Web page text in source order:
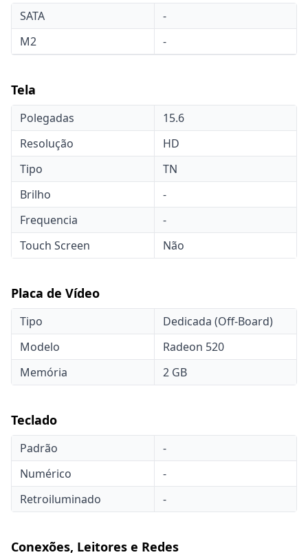
SATA
-
M2
-
Tela
Polegadas
15.6
Resolução
HD
Tipo
TN
Brilho
-
Frequencia
-
Touch Screen
Não
Placa de Vídeo
Tipo
Dedicada (Off-Board)
Modelo
Radeon 520
Memória
2 GB
Teclado
Padrão
-
Numérico
-
Retroiluminado
-
Conexões, Leitores e Redes